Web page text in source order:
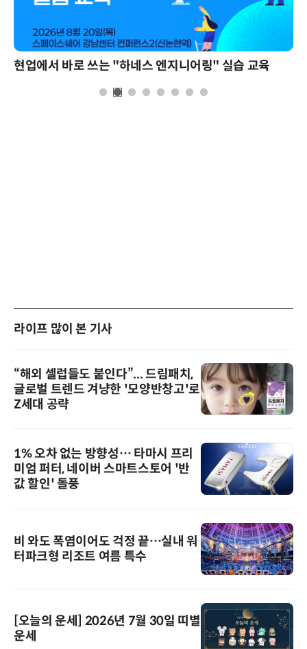
현업에서 바로 쓰는 "하네스 엔지니어링" 실습 교육
라이프 많이 본 기사
“해외 셀럽들도 붙인다”... 드림패치,
글로벌 트렌드 겨냥한 '모양반창고'로
Z세대 공략
1% 오차 없는 방향성… 타마시 프리
미엄 퍼터, 네이버 스마트스토어 '반
값 할인' 돌풍
비 와도 폭염이어도 걱정 끝…실내 워
터파크형 리조트 여름 특수
[오늘의 운세] 2026년 7월 30일 띠별
운세